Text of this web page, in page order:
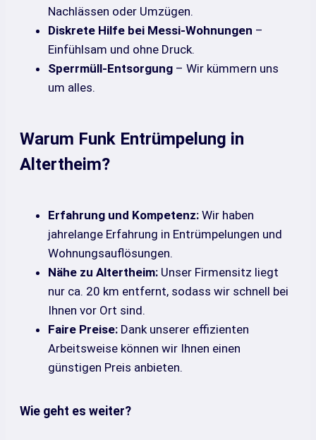
Nachlässen oder Umzügen.
Diskrete Hilfe bei Messi-Wohnungen –
Einfühlsam und ohne Druck.
Sperrmüll-Entsorgung – Wir kümmern uns
um alles.
Warum Funk Entrümpelung in
Altertheim?
Erfahrung und Kompetenz: Wir haben
jahrelange Erfahrung in Entrümpelungen und
Wohnungsauflösungen.
Nähe zu Altertheim: Unser Firmensitz liegt
nur ca. 20 km entfernt, sodass wir schnell bei
Ihnen vor Ort sind.
Faire Preise: Dank unserer effizienten
Arbeitsweise können wir Ihnen einen
günstigen Preis anbieten.
Wie geht es weiter?